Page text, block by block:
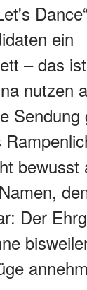
ein
– das
nutzen
Sendung
bewusst
Der